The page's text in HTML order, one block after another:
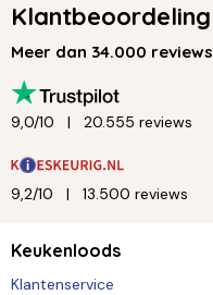
Klantbeoordeling
Meer dan 34.000 reviews
9,0/10 20.555 reviews
9,2/10 13.500 reviews
Keukenloods
Klantenservice